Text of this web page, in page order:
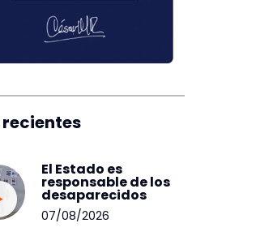
recientes
El Estado es
responsable de los
desaparecidos
07/08/2026